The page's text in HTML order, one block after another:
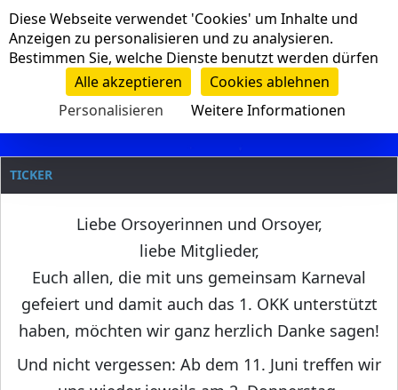
Navigation
Clanname
TICKER
Liebe Orsoyerinnen und Orsoyer,
liebe Mitglieder,
Euch allen, die mit uns gemeinsam Karneval
gefeiert und damit auch das 1. OKK unterstützt
haben, möchten wir ganz herzlich Danke sagen!
Und nicht vergessen: Ab dem 11. Juni treffen wir
Cookie-Einstellungen
Diese Webseite verwendet 'Cookies' um Inhalte und
Anzeigen zu personalisieren und zu analysieren.
Bestimmen Sie, welche Dienste benutzt werden dürfen
Alle akzeptieren
Cookies ablehnen
Personalisieren
Weitere Informationen